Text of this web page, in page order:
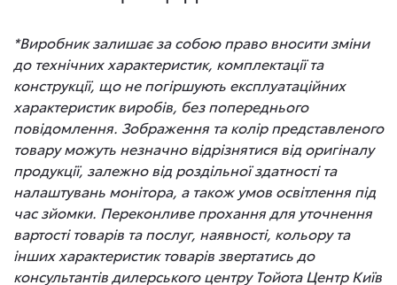
*Виробник залишає за собою право вносити зміни
до технічних характеристик, комплектації та
конструкції, що не погіршують експлуатаційних
характеристик виробів, без попереднього
повідомлення. Зображення та колір представленого
товару можуть незначно відрізнятися від оригіналу
продукції, залежно від роздільної здатності та
налаштувань монітора, а також умов освітлення під
час зйомки. Переконливе прохання для уточнення
вартості товарів та послуг, наявності, кольору та
інших характеристик товарів звертатись до
консультантів дилерського центру Тойота Центр Київ